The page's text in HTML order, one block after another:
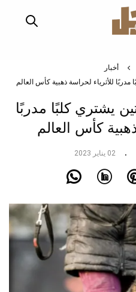
أخبار
للأثرياء لحراسة ذهبية كأس العالم
يشتري كلبًا مدربًا
كأس العالم
02 يناير 2023